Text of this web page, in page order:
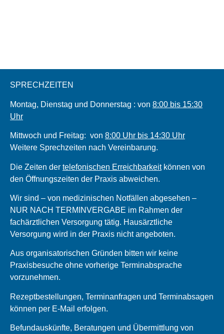
SPRECHZEITEN
Montag, Dienstag und Donnerstag : von 8:00 bis 15:30
Uhr
Mittwoch und Freitag: von 8:00 Uhr bis 14:30 Uhr
Weitere Sprechzeiten nach Vereinbarung.
Die Zeiten der telefonischen Erreichbarkeitkönnen von
den Öffnungszeiten der Praxis abweichen.
Wir sind – von medizinischen Notfällen abgesehen –
NUR NACH TERMINVERGABE im Rahmen der
fachärztlichen Versorgung tätig. Hausärztliche
Versorgung wird in der Praxis nicht angeboten.
Aus organisatorischen Gründen bitten wir keine
Praxisbesuche ohne vorherige Terminabsprache
vorzunehmen.
Rezeptbestellungen, Terminanfragen und Terminabsagen
können per E-Mail erfolgen.
Befundauskünfte, Beratungen und Übermittlung von